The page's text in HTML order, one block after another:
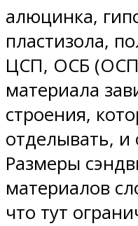
алюцинка,
пластизола,
ЦСП, ОСБ
материала
строения,
отделывать, и
Размеры
материалов
что тут